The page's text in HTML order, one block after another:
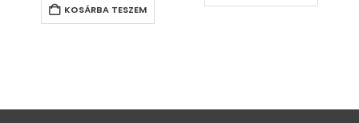
KOSÁRBA TESZEM